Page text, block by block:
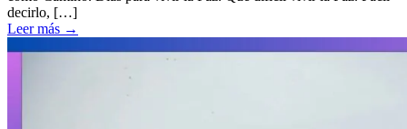
decirlo, […]
Leer más →